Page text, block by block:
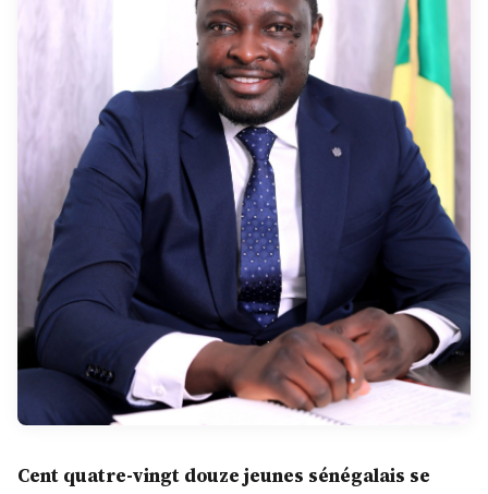
Cent quatre-vingt douze jeunes sénégalais se